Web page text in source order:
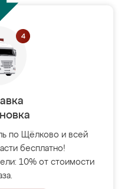
по Щёлково и всей
бесплатно!
10% от стоимости